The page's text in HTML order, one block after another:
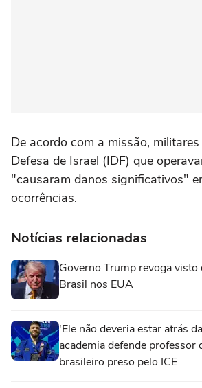
De acordo com a missão,
Defesa de Israel (IDF) que
"causaram danos significativos"
ocorrências.
Notícias relacionadas
Governo Trump revoga visto
Brasil nos EUA
'Ele não deveria estar atrás
academia defende professor
brasileiro preso pelo ICE